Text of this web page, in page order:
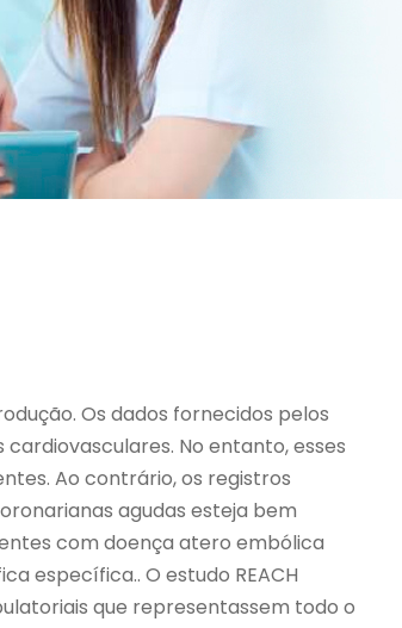
Os dados fornecidos pelos
No entanto, esses
Ao contrário, os registros
agudas esteja bem
com doença atero embólica
específica.. O estudo REACH
que representassem todo o